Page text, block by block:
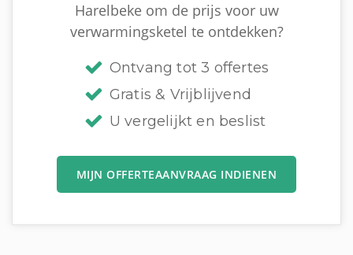
Harelbeke om de prijs voor uw
verwarmingsketel te ontdekken?
Ontvang tot 3 offertes
Gratis & Vrijblijvend
U vergelijkt en beslist
MIJN OFFERTEAANVRAAG INDIENEN